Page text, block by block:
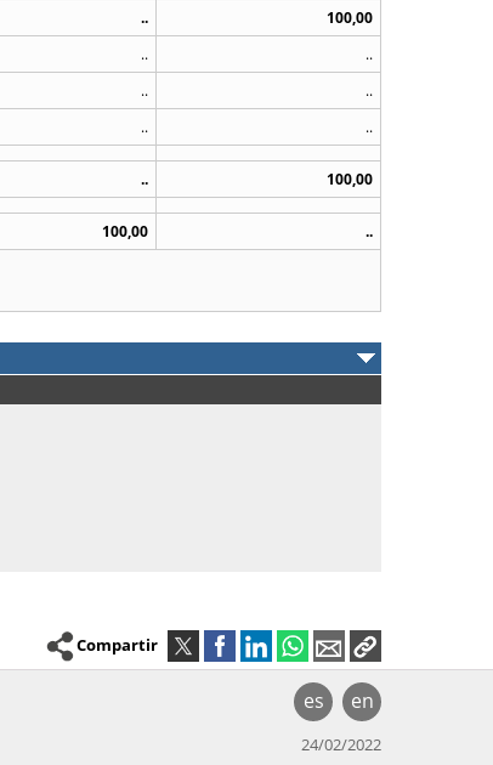
..
100,00
..
..
..
..
.. ..
.. 100,00
100,00
..
Compartir
es en
24/02/2022